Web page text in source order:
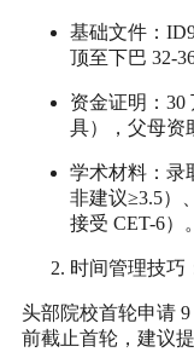
基础文件：
顶至下巴 32-
资金证明：30
具），父母资
学术材料：录
非建议≥3.5）
接受 CET-6）。
时间管理技巧
头部院校首轮申请
前截止首轮，建议